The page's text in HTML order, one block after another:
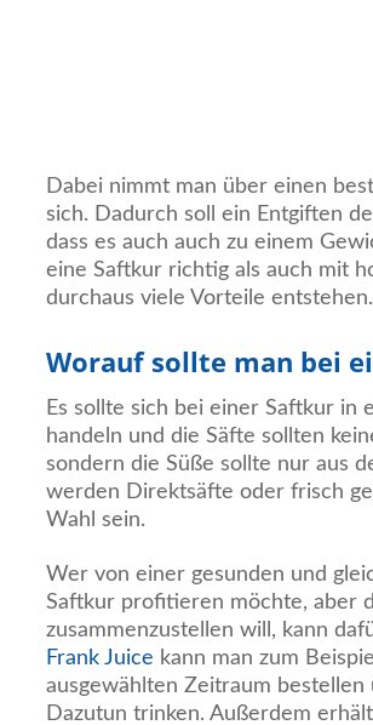
Dabei nimmt man über einen
sich. Dadurch soll ein Entgiften
dass es auch auch zu einem
eine Saftkur richtig als auch mit
durchaus viele Vorteile entstehen.
Worauf sollte man bei
Es sollte sich bei einer Saftkur in
handeln und die Säfte sollten
sondern die Süße sollte nur aus
werden Direktsäfte oder frisch
Wahl sein.
Wer von einer gesunden und
Saftkur profitieren möchte, aber
zusammenzustellen will, kann
Frank Juice kann man zum
ausgewählten Zeitraum
Dazutun trinken. Außerdem